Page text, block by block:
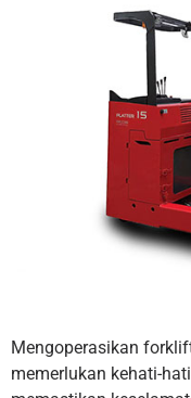
Mengoperasikan
memerlukan kehati-